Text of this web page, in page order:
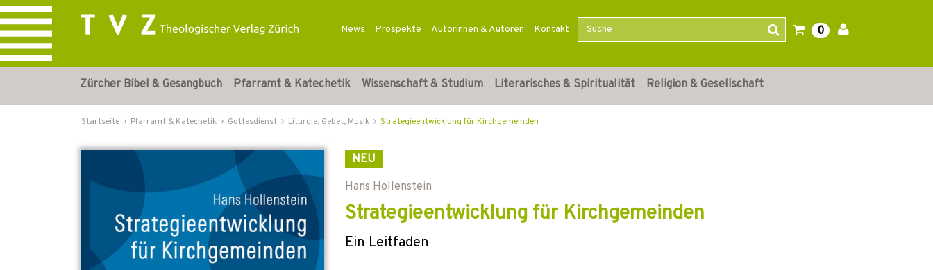
News Prospekte Autorinnen & Autoren Kontakt 0
Zürcher Bibel & Gesangbuch Pfarramt & Katechetik Wissenschaft & Studium Literarisches & Spiritualität Religion & Gesellschaft
Startseite Pfarramt & Katechetik Gottesdienst Liturgie, Gebet, Musik Strategieentwicklung für Kirchgemeinden
NEU
Hans Hollenstein
Strategieentwicklung für Kirchgemeinden
Ein Leitfaden